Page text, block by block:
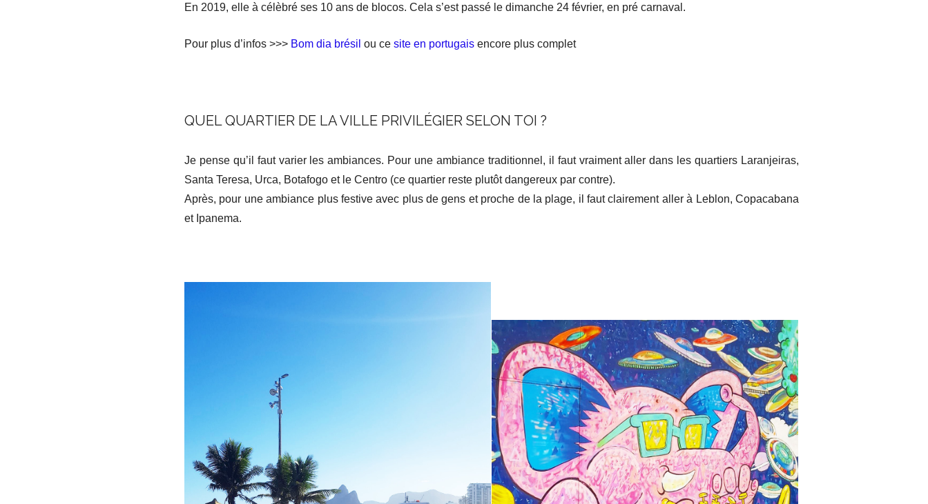
En 2019, elle à célèbré ses 10 ans de blocos. Cela s’est passé le dimanche 24 février, en pré carnaval.
Pour plus d’infos >>> Bom dia brésil ou ce site en portugais encore plus complet
QUEL QUARTIER DE LA VILLE PRIVILÉGIER SELON TOI ?
Je pense qu’il faut varier les ambiances. Pour une ambiance traditionnel, il faut vraiment aller dans les quartiers Laranjeiras,
Santa Teresa, Urca, Botafogo et le Centro (ce quartier reste plutôt dangereux par contre).
Après, pour une ambiance plus festive avec plus de gens et proche de la plage, il faut clairement aller à Leblon, Copacabana
et Ipanema.